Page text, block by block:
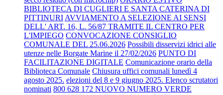
BIBLIOTECA DI CUGLIERI E SANTA CATERINA DI
PITTINURI AVVIAMENTO A SELEZIONE AI SENSI
DELL' ART. 16, L. 56/87 TRAMITE IL CENTRO PER
L'IMPIEGO CONVOCAZIONE CONSIGLIO
COMUNALE DEL 25.06.2026 Possibili disservizi idrici alle
utenze nelle Borgate Marine il 27/02/2026 PUNTO DI
FACILITAZIONE DIGITALE Comunicazione orario della
Biblioteca Comunale Chiusura uffici comunali lunedì 4
agosto 2025. elezioni del 8 e 9 giugno 2025. Elenco scrutatori
nominati 800 628 172 NUOVO NUMERO VERDE